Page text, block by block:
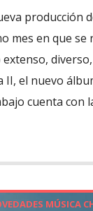
producción
mes en que
extenso,
II, el nuevo
cuenta con
MÚSICA